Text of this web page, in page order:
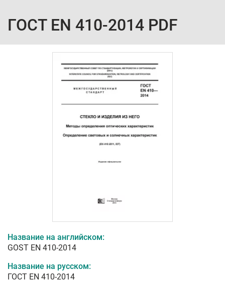
ГОСТ EN 410-2014 PDF
Название на английском:
GOST EN 410-2014
Название на русском:
ГОСТ EN 410-2014